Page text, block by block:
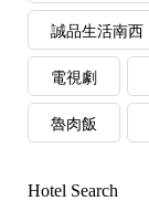
誠品生活南西
電視劇
魯肉飯
Hotel Search